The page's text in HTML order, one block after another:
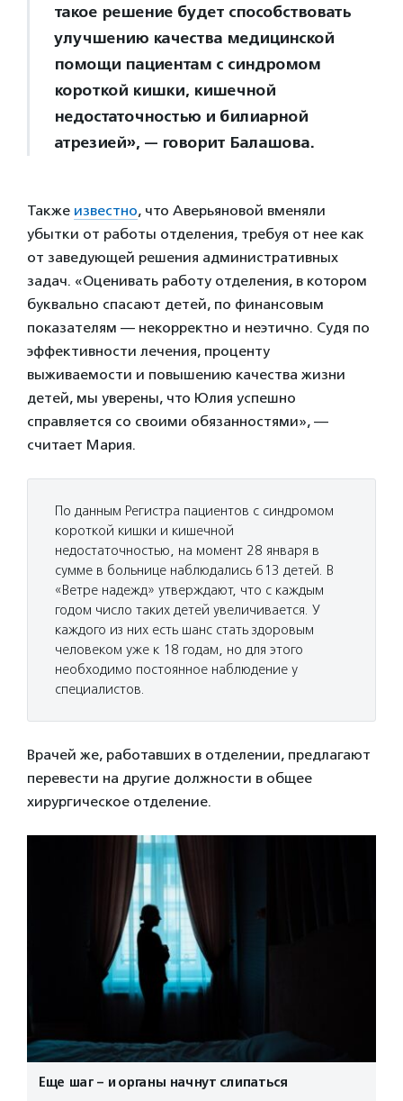
такое решение будет способствовать
улучшению качества медицинской
помощи пациентам с синдромом
короткой кишки, кишечной
недостаточностью и билиарной
атрезией», — говорит Балашова.
Также известно, что Аверьяновой вменяли
убытки от работы отделения, требуя от нее как
от заведующей решения административных
задач. «Оценивать работу отделения, в котором
буквально спасают детей, по финансовым
показателям — некорректно и неэтично. Судя по
эффективности лечения, проценту
выживаемости и повышению качества жизни
детей, мы уверены, что Юлия успешно
справляется со своими обязанностями», —
считает Мария.
По данным Регистра пациентов с синдромом
короткой кишки и кишечной
недостаточностью, на момент 28 января в
сумме в больнице наблюдались 613 детей. В
«Ветре надежд» утверждают, что с каждым
годом число таких детей увеличивается. У
каждого из них есть шанс стать здоровым
человеком уже к 18 годам, но для этого
необходимо постоянное наблюдение у
специалистов.
Врачей же, работавших в отделении, предлагают
перевести на другие должности в общее
хирургическое отделение.
Еще шаг – и органы начнут слипаться